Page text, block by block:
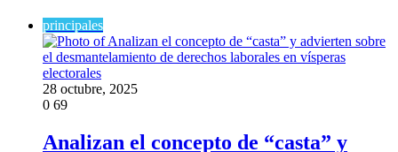
principales
28 octubre, 2025
0 69
Analizan el concepto de “casta” y